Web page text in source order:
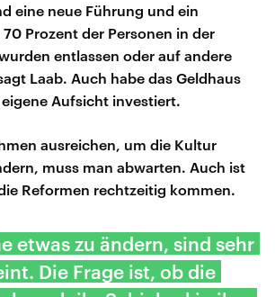
eine neue Führung und ein
Prozent der Personen in der
entlassen oder auf andere
Laab. Auch habe das Geldhaus
Aufsicht investiert.
ausreichen, um die Kultur
muss man abwarten. Auch ist
Reformen rechtzeitig kommen.
etwas zu ändern, sind sehr
Die Frage ist, ob die